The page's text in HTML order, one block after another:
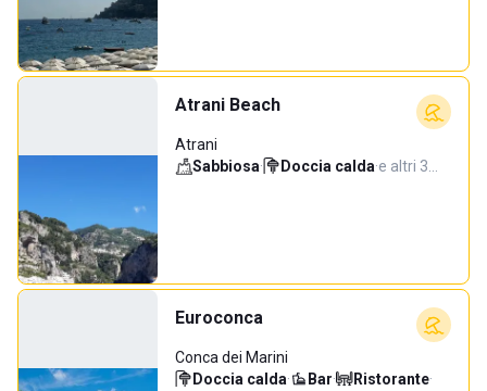
Atrani Beach
Atrani
Sabbiosa· Doccia calda·e altri 3…
Euroconca
Conca dei Marini
Doccia calda· Bar· Ristorante·